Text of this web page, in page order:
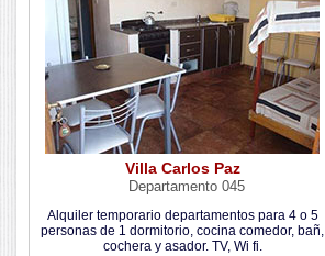
Villa Carlos Paz
Departamento 045
Alquiler temporario departamentos para 4 o 5
personas de 1 dormitorio, cocina comedor, bañ,
cochera y asador. TV, Wi fi.